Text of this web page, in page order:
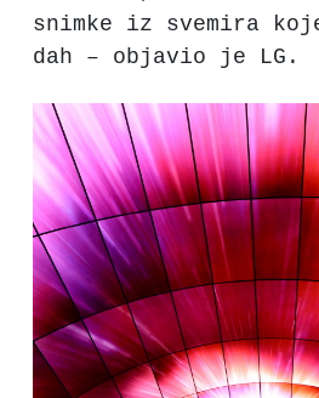
snimke iz svemira
dah – objavio je LG.